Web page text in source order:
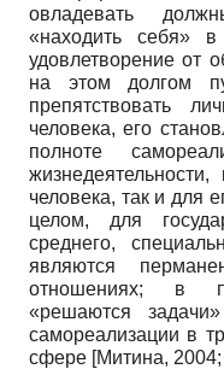
овладевать
«находить себя»
удовлетворение от
на этом долгом
препятствовать
человека, его
полноте
человека, так и для
целом, для
среднего,
являются
отношениях; в
«решаются
самореализации в
сфере [Митина, 2004;